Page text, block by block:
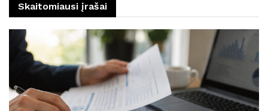
Skaitomiausi įrašai